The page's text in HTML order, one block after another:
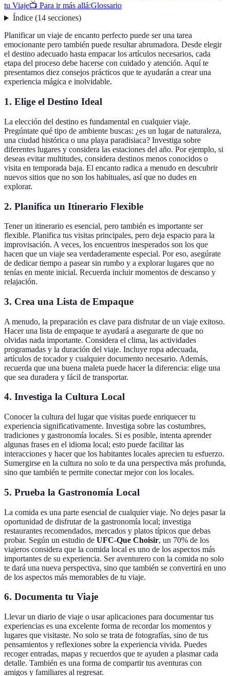
tu Viaje📺 Para ir más allá:Glossario
Índice(14 secciones)
Planificar un viaje de encanto perfecto puede ser una tarea
emocionante pero también puede resultar abrumadora. Desde elegir
el destino adecuado hasta empacar los artículos necesarios, cada
etapa del proceso debe hacerse con cuidado y atención. Aquí te
presentamos diez consejos prácticos que te ayudarán a crear una
experiencia mágica e inolvidable.
1. Elige el Destino Ideal
La elección del destino es fundamental en cualquier viaje.
Pregúntate qué tipo de ambiente buscas: ¿es un lugar de naturaleza,
una ciudad histórica o una playa paradisiaca? Investiga sobre
diferentes lugares y considera las estaciones del año. Por ejemplo, si
deseas evitar multitudes, considera destinos menos conocidos o
visita en temporada baja. El encanto radica a menudo en descubrir
nuevos sitios que no son los habituales, así que no dudes en
explorar.
2. Planifica un Itinerario Flexible
Tener un itinerario es esencial, pero también es importante ser
flexible. Planifica tus visitas principales, pero deja espacio para la
improvisación. A veces, los encuentros inesperados son los que
hacen que un viaje sea verdaderamente especial. Por eso, asegúrate
de dedicar tiempo a pasear sin rumbo y a explorar lugares que no
tenías en mente inicial. Recuerda incluir momentos de descanso y
relajación.
3. Crea una Lista de Empaque
A menudo, la preparación es clave para disfrutar de un viaje exitoso.
Hacer una lista de empaque te ayudará a asegurarte de que no
olvidas nada importante. Considera el clima, las actividades
programadas y la duración del viaje. Incluye ropa adecuada,
artículos de tocador y cualquier documento necesario. Además,
recuerda que una buena maleta puede hacer la diferencia: elige una
que sea duradera y fácil de transportar.
4. Investiga la Cultura Local
Conocer la cultura del lugar que visitas puede enriquecer tu
experiencia significativamente. Investiga sobre las costumbres,
tradiciones y gastronomía locales. Si es posible, intenta aprender
algunas frases en el idioma local; esto puede facilitar las
interacciones y hacer que los habitantes locales aprecien tu esfuerzo.
Sumergirse en la cultura no solo te da una perspectiva más profunda,
sino que también te permite conectar mejor con los locales.
5. Prueba la Gastronomía Local
La comida es una parte esencial de cualquier viaje. No dejes pasar la
oportunidad de disfrutar de la gastronomía local; investiga
restaurantes recomendados, mercados y platos típicos que debas
probar. Según un estudio de UFC-Que Choisir, un 70% de los
viajeros considera que la comida local es uno de los aspectos más
importantes de su experiencia. Ser aventurero con la comida no solo
te dará una nueva perspectiva, sino que también se convertirá en uno
de los aspectos más memorables de tu viaje.
6. Documenta tu Viaje
Llevar un diario de viaje o usar aplicaciones para documentar tus
experiencias es una excelente forma de recordar los momentos y
lugares que visitaste. No solo se trata de fotografías, sino de tus
pensamientos y reflexiones sobre la experiencia vivida. Puedes
recoger entradas, mapas y recuerdos que te ayuden a plasmar cada
detalle. También es una forma de compartir tus aventuras con
amigos y familiares al regresar.